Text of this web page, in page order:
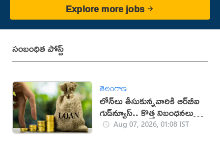
Explore more jobs
సంబంధిత పోస్ట్
తెలంగాణ
లోన్‌లు తీసుకున్నవారికి ఆర్‌బీఐ
గుడ్‌న్యూస్.. కొత్త నిబంధనలు
విడుదలAug 07, 2026, 01:08 IST